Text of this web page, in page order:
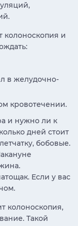
колоноскопия и
в желудочно-
кровотечении.
и нужно ли к
дней стоит
бобовые.
Если у вас
колоноскопия,
Такой